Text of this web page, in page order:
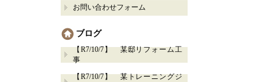
お問い合わせフォーム
ブログ
【R7/10/7】 某邸リフォーム工
事
【R7/10/7】 某トレーニングジ